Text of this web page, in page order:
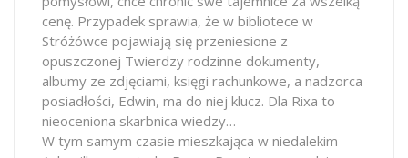
cenę. Przypadek sprawia, że w bibliotece w
Stróżówce pojawiają się przeniesione z
opuszczonej Twierdzy rodzinne dokumenty,
albumy ze zdjęciami, księgi rachunkowe, a nadzorca
posiadłości, Edwin, ma do niej klucz. Dla Rixa to
nieoceniona skarbnica wiedzy…
W tym samym czasie mieszkająca w niedalekim